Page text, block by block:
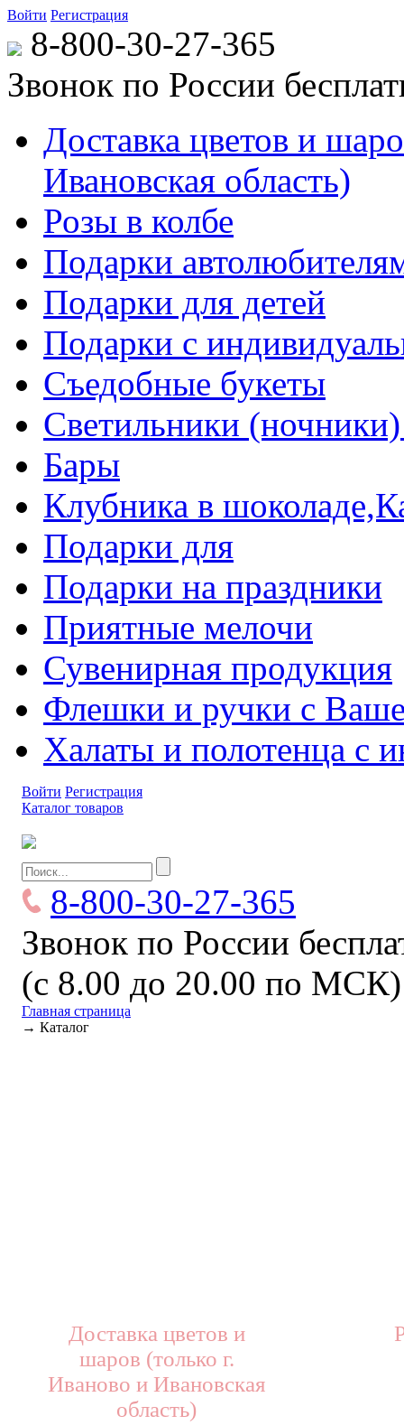
Войти Регистрация
8-800-30-27-365
Звонок по России
Доставка цветов и
Ивановская область)
Розы в колбе
Подарки
Подарки для детей
Подарки с
Съедобные букеты
Светильники
Бары
Клубника в
Подарки для
Подарки на праздники
Приятные мелочи
Сувенирная продукция
Флешки и ручки с
Халаты и полотенца с
Войти Регистрация
Каталог товаров
8-800-30-27-365
Звонок по России
(с 8.00 до 20.00 по МСК)
Главная страница
→ Каталог
Доставка цветов и
шаров (только г.
Иваново и Ивановская
область)